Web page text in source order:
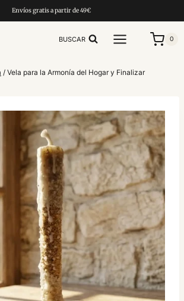
Envíos gratis a partir de 49€
BUSCAR 0
/ Vela para la Armonía del Hogar y Finalizar